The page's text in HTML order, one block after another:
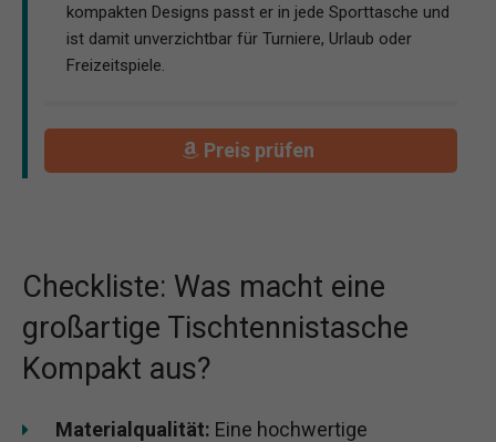
kompakten Designs passt er in jede Sporttasche und
ist damit unverzichtbar für Turniere, Urlaub oder
Freizeitspiele.
Preis prüfen
Checkliste: Was macht eine
großartige Tischtennistasche
Kompakt aus?
Materialqualität: Eine hochwertige